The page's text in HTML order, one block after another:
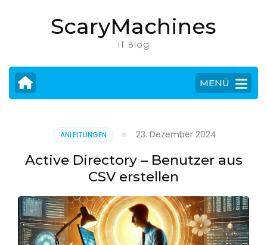
drücken)
ScaryMachines
IT Blog
MENÜ
ANLEITUNGEN 23. Dezember 2024
Active Directory – Benutzer aus
CSV erstellen